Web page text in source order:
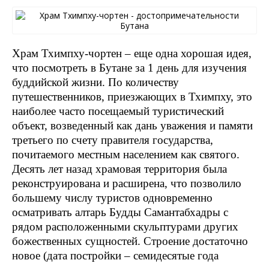
Храм Тхимпху-чортен – еще одна хорошая идея,
что посмотреть в Бутане за 1 день для изучения
буддийской жизни. По количеству
путешественников, приезжающих в Тхимпху, это
наиболее часто посещаемый туристический
объект, возведенный как дань уважения и памяти
третьего по счету правителя государства,
почитаемого местным населением как святого.
Десять лет назад храмовая территория была
реконструирована и расширена, что позволило
большему числу туристов одновременно
осматривать алтарь Будды Самантабхадры с
рядом расположенными скульптурами других
божественных сущностей. Строение достаточно
новое (дата постройки – семидесятые года